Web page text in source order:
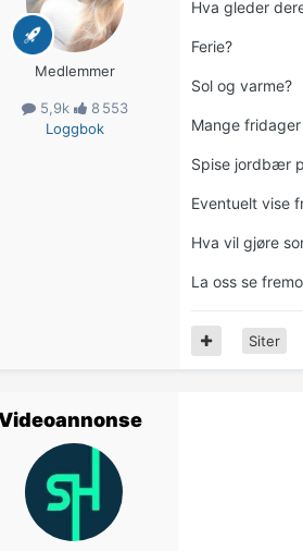
Medlemmer
5,9k
8 553
Loggbok
Hva gleder
Ferie?
Sol og varme?
Mange
Spise jordbær
Eventuelt vise
Hva vil gjøre
La oss se
Siter